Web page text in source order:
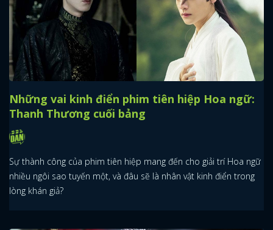
Những vai kinh điển phim tiên hiệp Hoa ngữ:
Thanh Thương cuối bảng
Sự thành công của phim tiên hiệp mang đến cho giải trí Hoa ngữ
nhiều ngôi sao tuyến một, và đâu sẽ là nhân vật kinh điển trong
lòng khán giả?